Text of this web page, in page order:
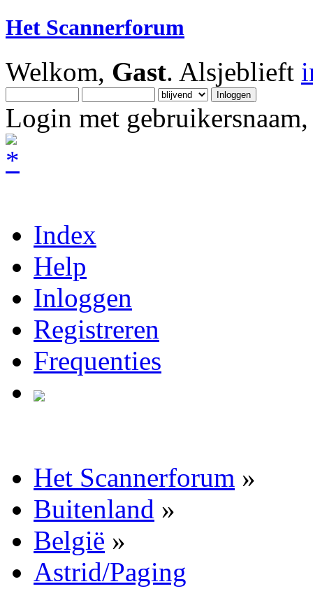
Het Scannerforum
Welkom, Gast. Alsjeblieft
Login met
Index
Help
Inloggen
Registreren
Frequenties
Het Scannerforum »
Buitenland »
België »
Astrid/Paging